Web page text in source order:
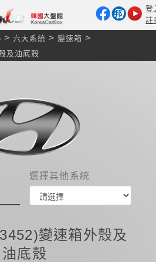
登
註
> 六大系統 > 變速箱 >
及油底殼
選擇其他系統
變速箱外殼及
油底殼